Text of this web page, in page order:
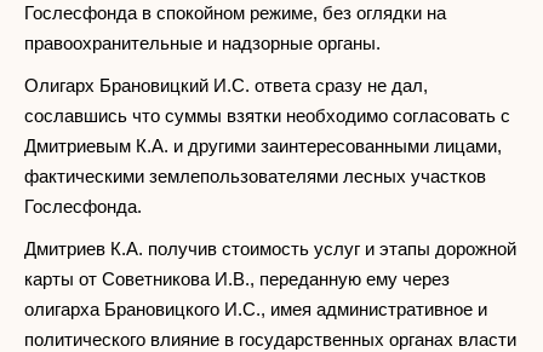
Гослесфонда в спокойном режиме, без оглядки на
правоохранительные и надзорные органы.
Олигарх Брановицкий И.С. ответа сразу не дал,
сославшись что суммы взятки необходимо согласовать с
Дмитриевым К.А. и другими заинтересованными лицами,
фактическими землепользователями лесных участков
Гослесфонда.
Дмитриев К.А. получив стоимость услуг и этапы дорожной
карты от Советникова И.В., переданную ему через
олигарха Брановицкого И.С., имея административное и
политического влияние в государственных органах власти